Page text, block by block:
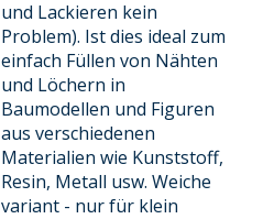
und Lackieren kein
Problem). Ist dies ideal zum
einfach Füllen von Nähten
und Löchern in
Baumodellen und Figuren
aus verschiedenen
Materialien wie Kunststoff,
Resin, Metall usw. Weiche
variant - nur für klein